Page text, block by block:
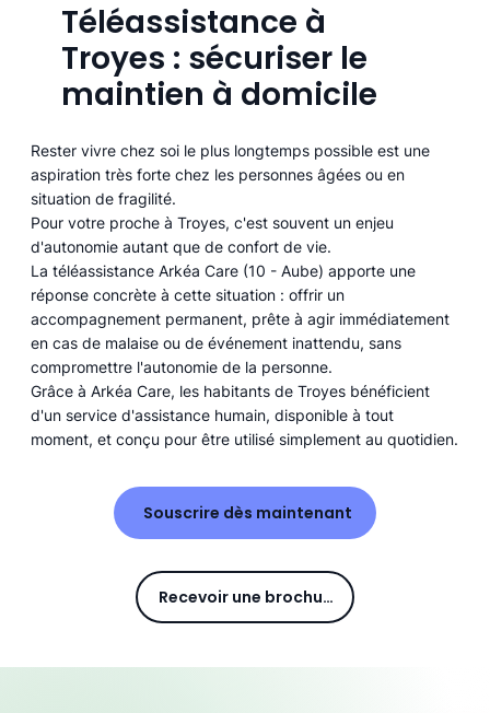
Téléassistance à
Troyes : sécuriser le
maintien à domicile
Rester vivre chez soi le plus longtemps possible est une
aspiration très forte chez les personnes âgées ou en
situation de fragilité.
Pour votre proche à Troyes, c'est souvent un enjeu
d'autonomie autant que de confort de vie.
La téléassistance Arkéa Care (10 - Aube) apporte une
réponse concrète à cette situation : offrir un
accompagnement permanent, prête à agir immédiatement
en cas de malaise ou de événement inattendu, sans
compromettre l'autonomie de la personne.
Grâce à Arkéa Care, les habitants de Troyes bénéficient
d'un service d'assistance humain, disponible à tout
moment, et conçu pour être utilisé simplement au quotidien.
Souscrire dès maintenant
Recevoir une brochure